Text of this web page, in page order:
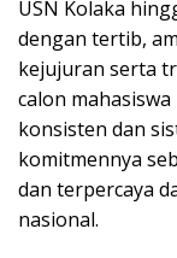
USN Kolaka
dengan tertib,
kejujuran serta
calon
konsisten dan
komitmennya
dan terpercaya
nasional.